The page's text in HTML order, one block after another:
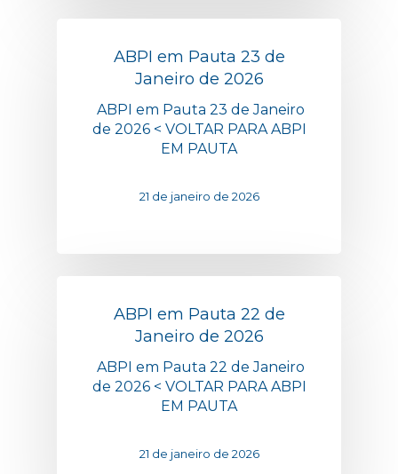
ABPI em Pauta 23 de
Janeiro de 2026
ABPI em Pauta 23 de Janeiro
de 2026 < VOLTAR PARA ABPI
EM PAUTA
21 de janeiro de 2026
ABPI em Pauta 22 de
Janeiro de 2026
ABPI em Pauta 22 de Janeiro
de 2026 < VOLTAR PARA ABPI
EM PAUTA
21 de janeiro de 2026